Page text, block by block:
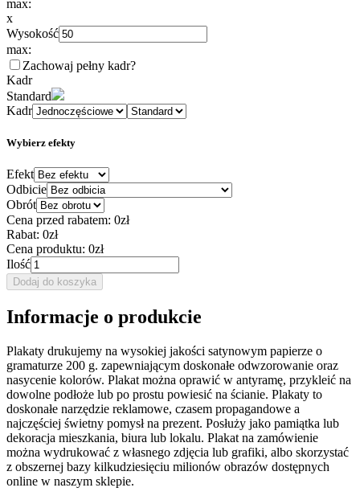
max:
x
Wysokość
max:
Zachowaj pełny kadr?
Kadr
Standard
Kadr
Wybierz efekty
Efekt
Odbicie
Obrót
Cena przed rabatem: 0zł
Rabat: 0zł
Cena produktu: 0zł
Ilość
Dodaj do koszyka
Informacje o produkcie
Plakaty drukujemy na wysokiej jakości satynowym papierze o
gramaturze 200 g. zapewniającym doskonałe odwzorowanie oraz
nasycenie kolorów. Plakat można oprawić w antyramę, przykleić na
dowolne podłoże lub po prostu powiesić na ścianie. Plakaty to
doskonałe narzędzie reklamowe, czasem propagandowe a
najczęściej świetny pomysł na prezent. Posłuży jako pamiątka lub
dekoracja mieszkania, biura lub lokalu. Plakat na zamówienie
można wydrukować z własnego zdjęcia lub grafiki, albo skorzystać
z obszernej bazy kilkudziesięciu milionów obrazów dostępnych
online w naszym sklepie.